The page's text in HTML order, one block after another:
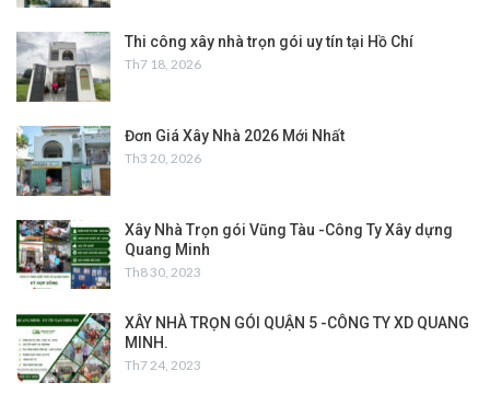
Thi công xây nhà trọn gói uy tín tại Hồ Chí
Th7 18, 2026
Đơn Giá Xây Nhà 2026 Mới Nhất
Th3 20, 2026
Xây Nhà Trọn gói Vũng Tàu -Công Ty Xây dựng
Quang Minh
Th8 30, 2023
XÂY NHÀ TRỌN GÓI QUẬN 5 -CÔNG TY XD QUANG
MINH.
Th7 24, 2023